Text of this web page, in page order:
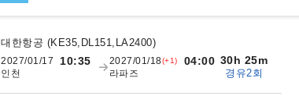
대한항공 (KE35,DL151,LA2400)
2027/01/17 10:35
인천
2027/01/18(+1) 04:00
라파즈
30h 25m
경유2회